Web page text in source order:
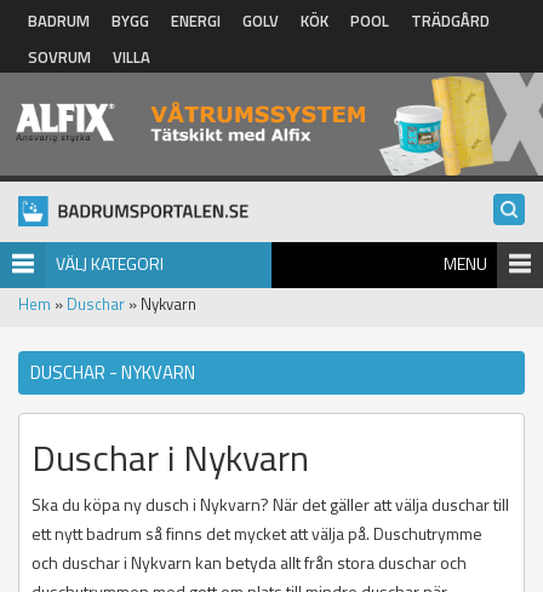
Hoppa till huvudinnehåll
BADRUM BYGG ENERGI GOLV KÖK POOL
TRÄDGÅRD
SOVRUM
VILLA
VÄLJ KATEGORI MENU
Hem » Duschar » Nykvarn
DUSCHAR - NYKVARN
Duschar i Nykvarn
Ska du köpa ny dusch i Nykvarn? När det gäller att välja duschar till
ett nytt badrum så finns det mycket att välja på. Duschutrymme
och duschar i Nykvarn kan betyda allt från stora duschar och